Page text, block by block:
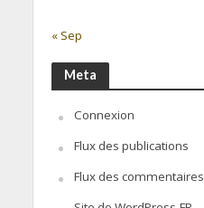
« Sep
Meta
Connexion
Flux des publications
Flux des commentaires